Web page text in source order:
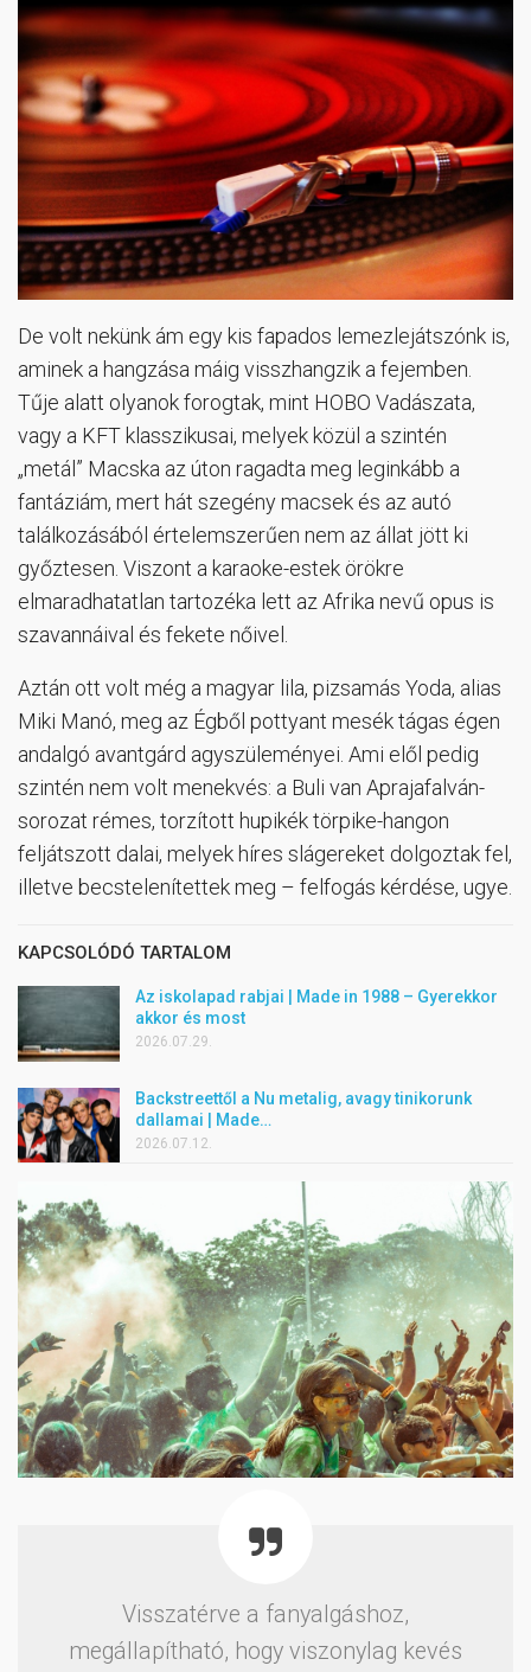
De volt nekünk ám egy kis fapados lemezlejátszónk is,
aminek a hangzása máig visszhangzik a fejemben.
Tűje alatt olyanok forogtak, mint HOBO Vadászata,
vagy a KFT klasszikusai, melyek közül a szintén
„metál” Macska az úton ragadta meg leginkább a
fantáziám, mert hát szegény macsek és az autó
találkozásából értelemszerűen nem az állat jött ki
győztesen. Viszont a karaoke-estek örökre
elmaradhatatlan tartozéka lett az Afrika nevű opus is
szavannáival és fekete nőivel.
Aztán ott volt még a magyar lila, pizsamás Yoda, alias
Miki Manó, meg az Égből pottyant mesék tágas égen
andalgó avantgárd agyszüleményei. Ami elől pedig
szintén nem volt menekvés: a Buli van Aprajafalván-
sorozat rémes, torzított hupikék törpike-hangon
feljátszott dalai, melyek híres slágereket dolgoztak fel,
illetve becstelenítettek meg – felfogás kérdése, ugye.
KAPCSOLÓDÓ TARTALOM
Az iskolapad rabjai | Made in 1988 – Gyerekkor
akkor és most
2026.07.29.
Backstreettől a Nu metalig, avagy tinikorunk
dallamai | Made…
2026.07.12.
Visszatérve a fanyalgáshoz,
megállapítható, hogy viszonylag kevés